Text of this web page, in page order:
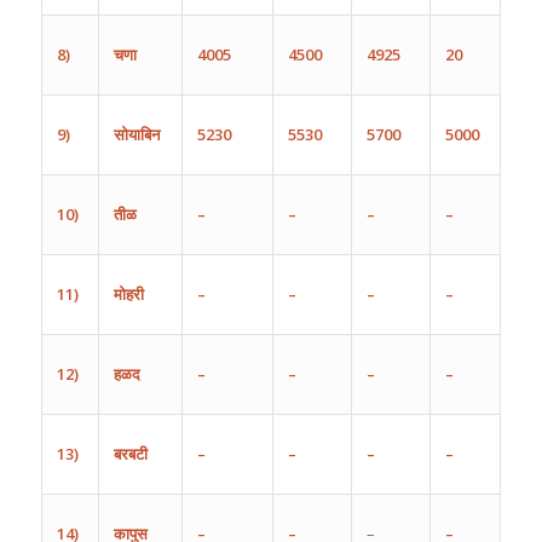
8) चणा 4005 4500 4925 20
9) सोयाबिन 5230 5530 5700 5000
10) तीळ – – – –
11) मोहरी – – – –
12) हळद – – – –
13) बरबटी – – – –
14) कापुस – – – –